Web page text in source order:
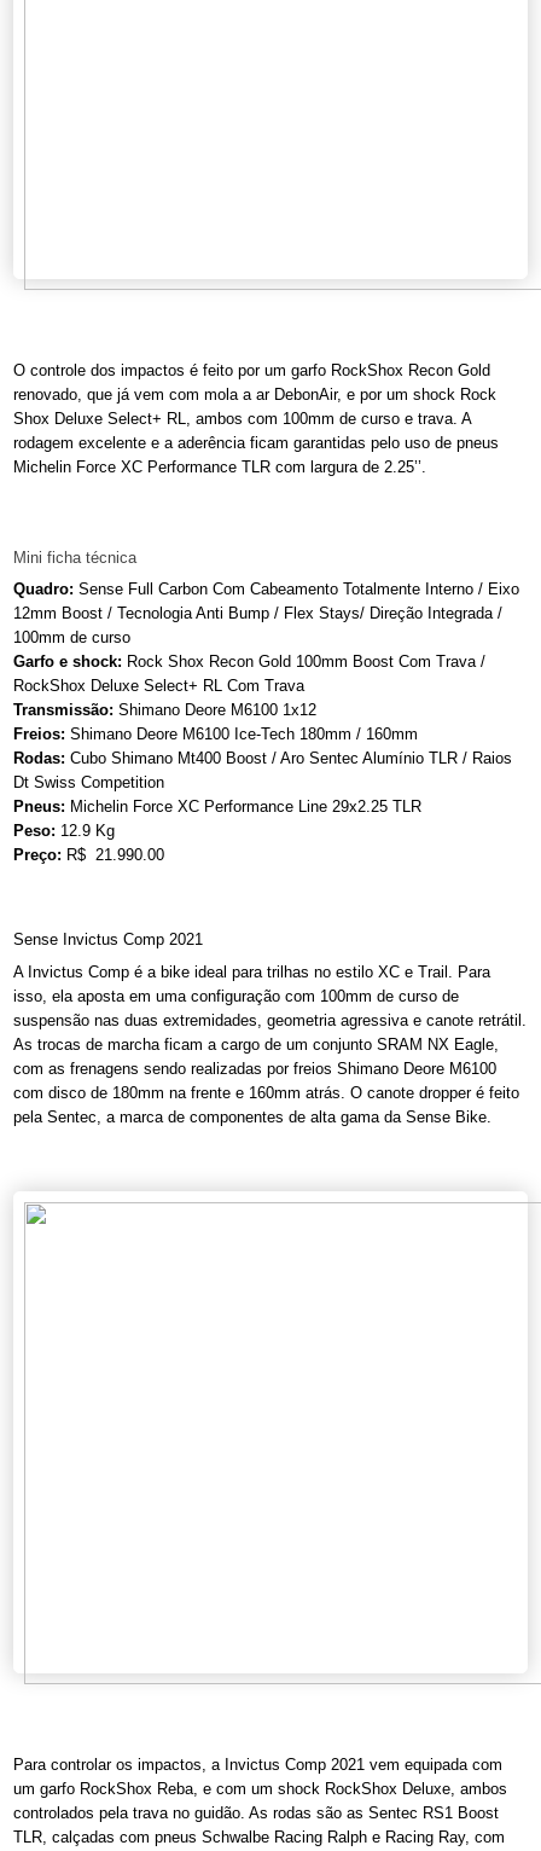
O controle dos impactos é feito por um garfo RockShox Recon Gold
renovado, que já vem com mola a ar DebonAir, e por um shock Rock
Shox Deluxe Select+ RL, ambos com 100mm de curso e trava. A
rodagem excelente e a aderência ficam garantidas pelo uso de pneus
Michelin Force XC Performance TLR com largura de 2.25’’.
Mini ficha técnica
Quadro: Sense Full Carbon Com Cabeamento Totalmente Interno / Eixo
12mm Boost / Tecnologia Anti Bump / Flex Stays/ Direção Integrada /
100mm de curso
Garfo e shock: Rock Shox Recon Gold 100mm Boost Com Trava /
RockShox Deluxe Select+ RL Com Trava
Transmissão: Shimano Deore M6100 1x12
Freios: Shimano Deore M6100 Ice-Tech 180mm / 160mm
Rodas: Cubo Shimano Mt400 Boost / Aro Sentec Alumínio TLR / Raios
Dt Swiss Competition
Pneus: Michelin Force XC Performance Line 29x2.25 TLR
Peso: 12.9 Kg
Preço: R$ 21.990.00
Sense Invictus Comp 2021
A Invictus Comp é a bike ideal para trilhas no estilo XC e Trail. Para
isso, ela aposta em uma configuração com 100mm de curso de
suspensão nas duas extremidades, geometria agressiva e canote retrátil.
As trocas de marcha ficam a cargo de um conjunto SRAM NX Eagle,
com as frenagens sendo realizadas por freios Shimano Deore M6100
com disco de 180mm na frente e 160mm atrás. O canote dropper é feito
pela Sentec, a marca de componentes de alta gama da Sense Bike.
Para controlar os impactos, a Invictus Comp 2021 vem equipada com
um garfo RockShox Reba, e com um shock RockShox Deluxe, ambos
controlados pela trava no guidão. As rodas são as Sentec RS1 Boost
TLR, calçadas com pneus Schwalbe Racing Ralph e Racing Ray, com